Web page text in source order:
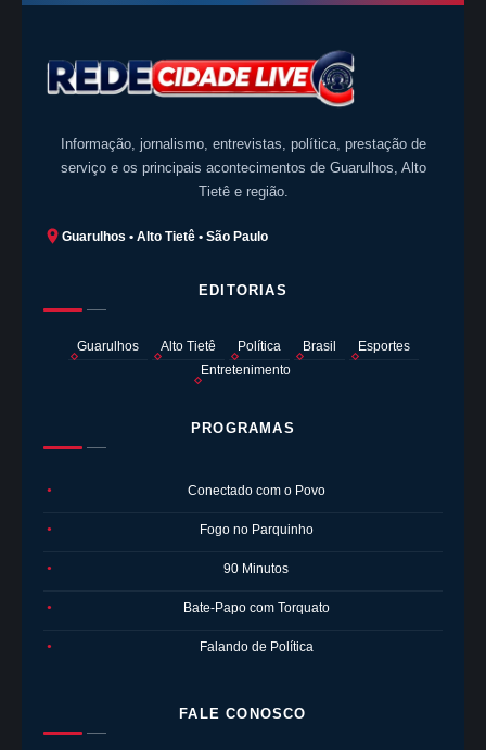
Informação, jornalismo, entrevistas, política, prestação de
serviço e os principais acontecimentos de Guarulhos, Alto
Tietê e região.
Guarulhos • Alto Tietê • São Paulo
EDITORIAS
Guarulhos Alto Tietê Política Brasil
Esportes
Entretenimento
PROGRAMAS
● Conectado com o Povo
● Fogo no Parquinho
● 90 Minutos
● Bate-Papo com Torquato
● Falando de Política
FALE CONOSCO